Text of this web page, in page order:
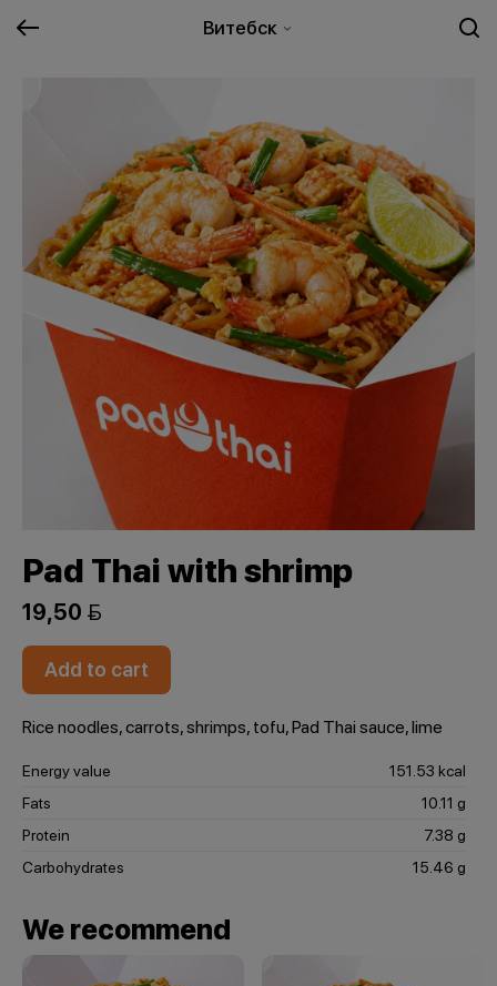
Витебск
Pad Thai with shrimp
19,50 
Add to cart
Rice noodles, carrots, shrimps, tofu, Pad Thai sauce, lime
Energy value
151.53 kcal
Fats
10.11 g
Protein
7.38 g
Carbohydrates
15.46 g
We recommend